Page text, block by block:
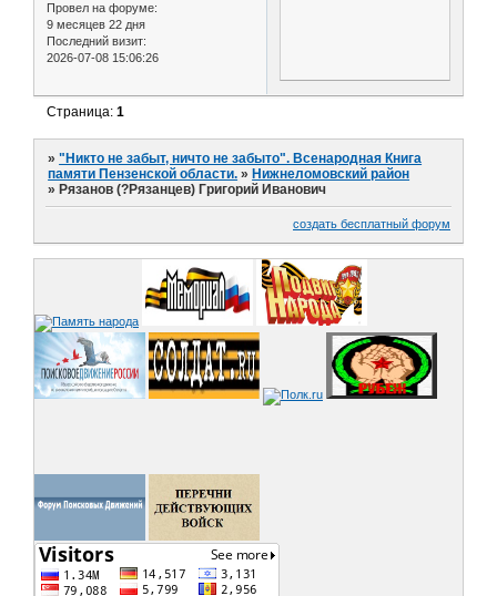
Провел на форуме:
9 месяцев 22 дня
Последний визит:
2026-07-08 15:06:26
Страница:1
»"Никто не забыт, ничто не забыто". Всенародная Книга
памяти Пензенской области. » Нижнеломовский район
» Рязанов (?Рязанцев) Григорий Иванович
создать бесплатный форум